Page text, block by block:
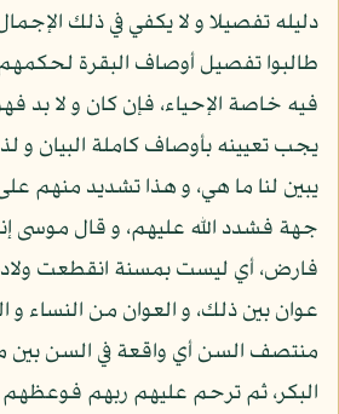
دليله تفصيلا و لا يكفي في ذلك
طالبوا تفصيل أوصاف البقرة
فيه خاصة الإحياء، فإن كان و لا بد
يجب تعيينه بأوصاف كاملة البيان و
يبين لنا ما هي، و هذا تشديد منهم
جهة فشدد الله عليهم، و قال موسى
فارض، أي ليست بمسنة انقطعت
عوان بين ذلك، و العوان من النساء و
منتصف السن أي واقعة في السن بين
البكر، ثم ترحم عليهم ربهم فوعظهم